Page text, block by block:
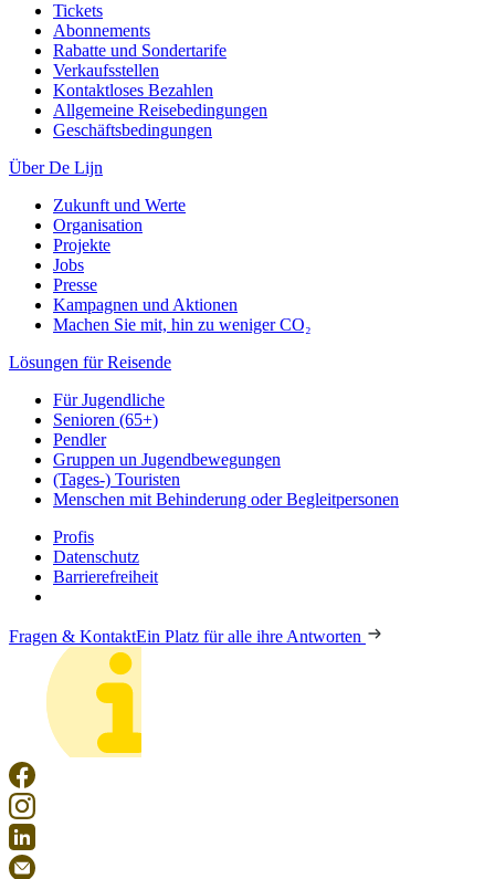
Tickets
Abonnements
Rabatte und Sondertarife
Verkaufsstellen
Kontaktloses Bezahlen
Allgemeine Reisebedingungen
Geschäftsbedingungen
Über De Lijn
Zukunft und Werte
Organisation
Projekte
Jobs
Presse
Kampagnen und Aktionen
Machen Sie mit, hin zu weniger CO₂
Lösungen für Reisende
Für Jugendliche
Senioren (65+)
Pendler
Gruppen un Jugendbewegungen
(Tages-) Touristen
Menschen mit Behinderung oder Begleitpersonen
Profis
Datenschutz
Barrierefreiheit
Fragen & KontaktEin Platz für alle ihre Antworten